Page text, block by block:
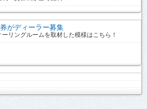
がディーラー募集
リングルームを取材した模様はこちら！